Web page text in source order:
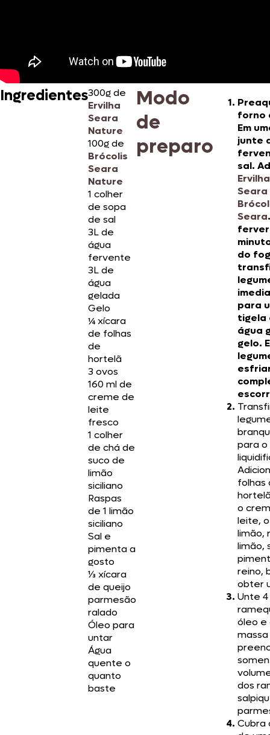
Ingredientes300g de
Ervilha
Seara
Nature
100g de
Brócolis
Seara
Nature
1 colher
de sopa
de sal
3L de
água
fervente
3L de
água
gelada
Gelo
¼ xícara
de folhas
de
hortelã
3 ovos
160 ml de
creme de
leite
fresco
1 colher
de chá de
suco de
limão
siciliano
Raspas
de 1 limão
siciliano
Sal e
pimenta a
gosto
⅓ xícara
de queijo
parmesão
ralado
Óleo para
untar
Água
quente o
quanto
baste
Modo
de
preparo
forno
Em
junte
sal.
Seara
Seara
do
para
tigela
água
gelo.
para o
folhas
o
leite,
limão,
limão,
reino,
obter
Unte 4
óleo e
dos
Cubra